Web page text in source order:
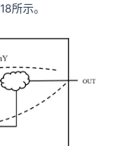
所示。